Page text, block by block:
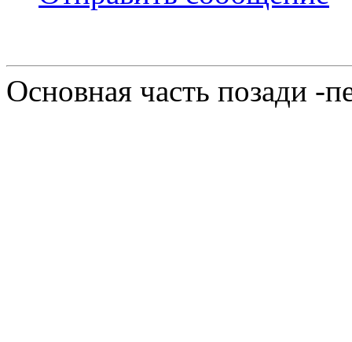
Основная часть позади -